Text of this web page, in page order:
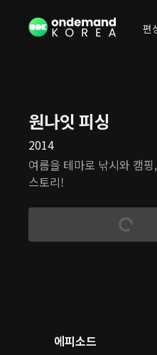
편
원나잇 피싱
2014
여름을 테마로 낚시와 캠
스토리!
에피소드